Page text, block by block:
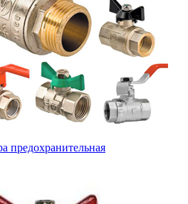
предохранительная